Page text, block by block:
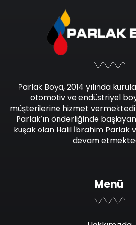
Parlak Boya, 2014 yılında
otomotiv ve endüstriyel
müşterilerine hizmet
Parlak’ın önderliğinde
kuşak olan Halil İbrahim Parlak
devam
Menü